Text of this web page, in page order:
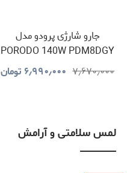
جارو شارژی پرودو مدل
PORODO 140W PDM8DGY
۷٫۶۷۰٫۰۰۰ ۶٫۹۹۰٫۰۰۰ تومان
لمس سلامتی و آرامش